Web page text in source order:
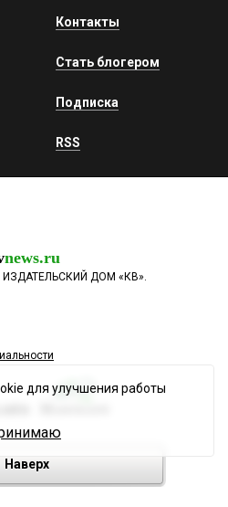
Контакты
Стать блогером
Подписка
RSS
news.ru
ДОМ «КВ».
Наверх
для улучшения работы